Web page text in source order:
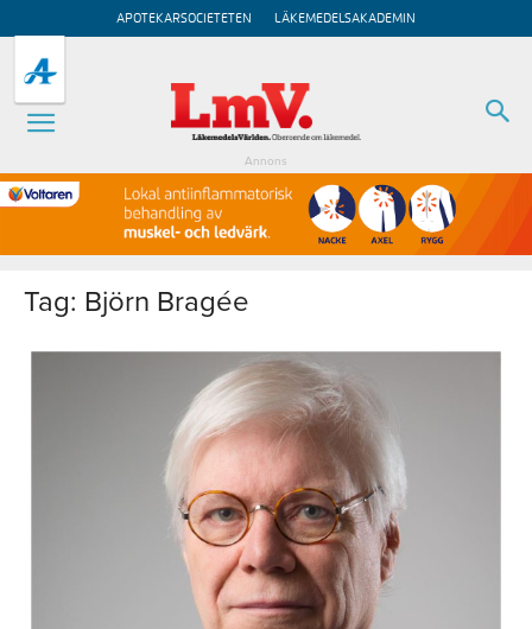
APOTEKARSOCIETETEN LÄKEMEDELSAKADEMIN
Annons
Tag: Björn Bragée